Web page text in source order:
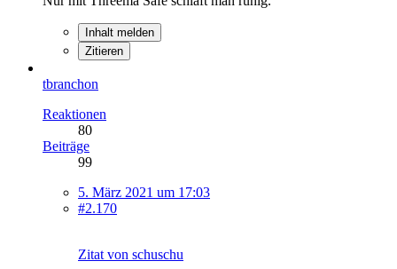
Inhalt melden
Zitieren
tbranchon
Reaktionen
80
Beiträge
99
5. März 2021 um 17:03
#2.170
Zitat von schuschu